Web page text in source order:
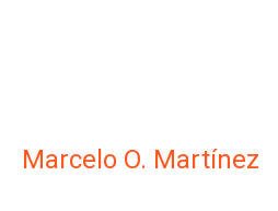
Marcelo O. Martínez